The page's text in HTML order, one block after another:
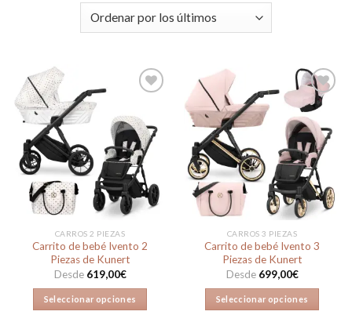
Añadir
a la
lista de
deseos
CARROS 2 PIEZAS
Carrito de bebé Ivento 2
Piezas de Kunert
Desde 619,00€
Seleccionar opciones
Añadir
a la
lista de
deseos
CARROS 3 PIEZAS
Carrito de bebé Ivento 3
Piezas de Kunert
Desde 699,00€
Seleccionar opciones